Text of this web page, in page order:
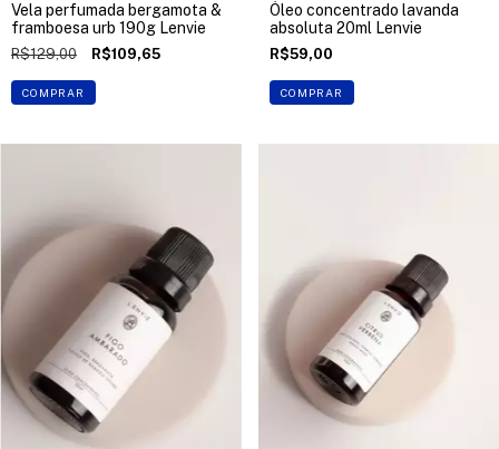
Vela perfumada bergamota &
framboesa urb 190g Lenvie
R$129,00 R$109,65
COMPRAR
Óleo concentrado lavanda
absoluta 20ml Lenvie
R$59,00
COMPRAR